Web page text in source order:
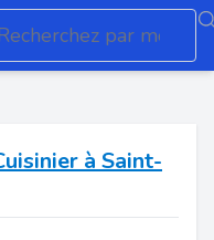
à Saint-